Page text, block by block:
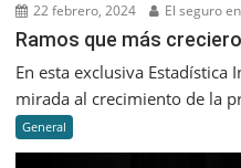
22 febrero, 2024 El seguro
Ramos que más
En esta exclusiva Estadística
mirada al crecimiento de la
General